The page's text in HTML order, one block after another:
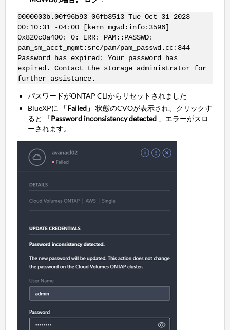
0000003b.00f96b93 06fb3513 Tue Oct 31 2023
00:10:31 -04:00 [kern_mgwd:info:3596]
0x820c0a400: 0: ERR: PAM::PASSWD:
pam_sm_acct_mgmt:src/pam/pam_passwd.cc:844
Password has expired: Your password has
expired. Contact the storage administrator for
further assistance.
パスワードがONTAP CLIからリセットされました
BlueXPに
「Failed」状態のCVOが表示され、クリックす
ると
「Password inconsistency detected 」エラーがスロ
ーされます。